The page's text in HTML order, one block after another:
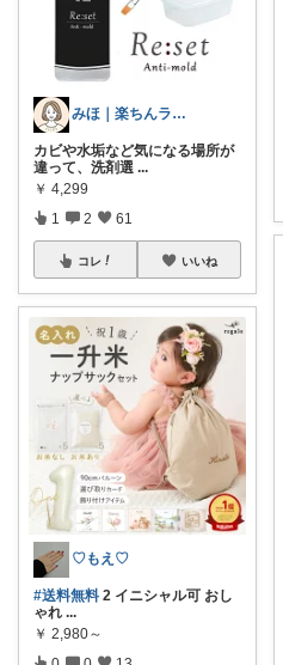
みほ｜楽ちんライフ研究中
カビや水垢など気になる場所が
違って、洗剤選 ...
￥ 4,299
1 2 61
コレ いいね
♡もえ♡
#送料無料 2 イニシャル可 おし
ゃれ ...
￥ 2,980～